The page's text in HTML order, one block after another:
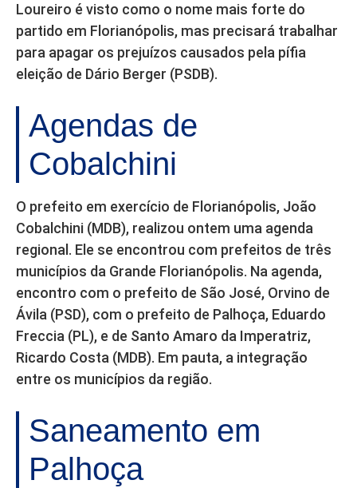
Loureiro é visto como o nome mais forte do
partido em Florianópolis, mas precisará trabalhar
para apagar os prejuízos causados pela pífia
eleição de Dário Berger (PSDB).
Agendas de
Cobalchini
O prefeito em exercício de Florianópolis, João
Cobalchini (MDB), realizou ontem uma agenda
regional. Ele se encontrou com prefeitos de três
municípios da Grande Florianópolis. Na agenda,
encontro com o prefeito de São José, Orvino de
Ávila (PSD), com o prefeito de Palhoça, Eduardo
Freccia (PL), e de Santo Amaro da Imperatriz,
Ricardo Costa (MDB). Em pauta, a integração
entre os municípios da região.
Saneamento em
Palhoça